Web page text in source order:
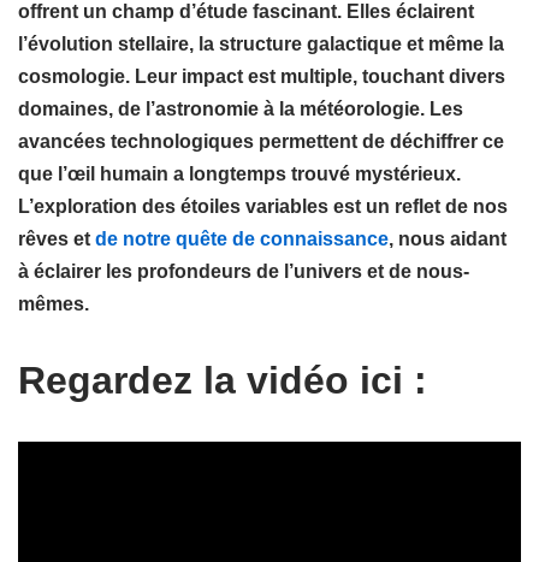
offrent un champ d’étude fascinant. Elles éclairent
l’évolution stellaire, la structure galactique et même la
cosmologie. Leur impact est multiple, touchant divers
domaines, de l’astronomie à la météorologie. Les
avancées technologiques permettent de déchiffrer ce
que l’œil humain a longtemps trouvé mystérieux.
L’exploration des étoiles variables est un reflet de nos
rêves et de notre quête de connaissance, nous aidant
à éclairer les profondeurs de l’univers et de nous-
mêmes.
Regardez la vidéo ici :